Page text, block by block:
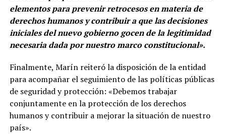
elementos para prevenir retrocesos en materia de
derechos humanos y contribuir a que las decisiones
iniciales del nuevo gobierno gocen de la legitimidad
necesaria dada por nuestro marco constitucional».
Finalmente, Marín reiteró la disposición de la entidad
para acompañar el seguimiento de las políticas públicas
de seguridad y protección: «Debemos trabajar
conjuntamente en la protección de los derechos
humanos y contribuir a mejorar la situación de nuestro
país».